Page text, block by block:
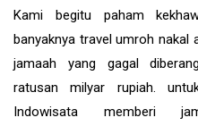
Kami begitu paham
banyaknya travel umroh nakal
jamaah yang gagal
ratusan milyar rupiah.
Indowisata memberi